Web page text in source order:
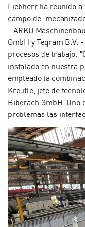
Liebherr ha reunido
campo del
- ARKU
GmbH y Teqram B.V. -
procesos de trabajo. "
instalado en nuestra
empleado la
Kreutle, jefe de
Biberach GmbH. Uno
problemas las